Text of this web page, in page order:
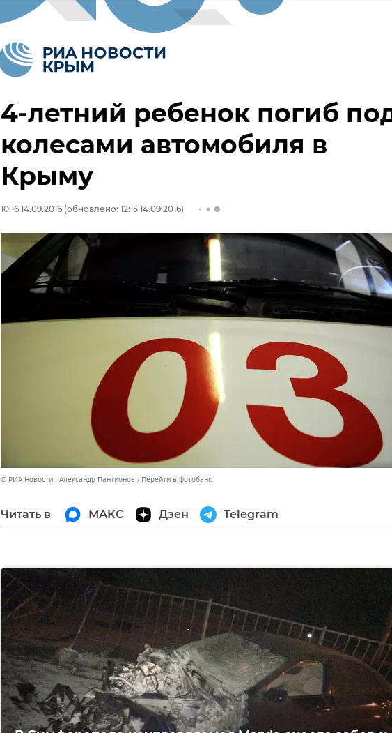
4-летний ребенок погиб
колесами автомобиля в
Крыму
10:16 14.09.2016 (обновлено: 12:15 14.09.2016)
© РИА Новости . Александр Пантионов Перейти в фотобанк
Читать в МАКС Дзен Telegram